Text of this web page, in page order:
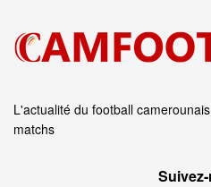
L'actualité du football
matchs